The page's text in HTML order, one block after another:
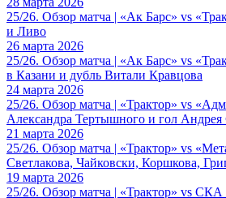
25/26. Обзор матча | «Ак Барс» vs
и Ливо
26 марта 2026
25/26. Обзор матча | «Ак Барс» vs
в Казани и дубль Витали Кравцова
24 марта 2026
25/26. Обзор матча | «Трактор» vs
Александра Тертышного и гол Андрея
21 марта 2026
25/26. Обзор матча | «Трактор» vs
Светлакова, Чайковски, Коршкова,
19 марта 2026
25/26. Обзор матча | «Трактор» vs СКА